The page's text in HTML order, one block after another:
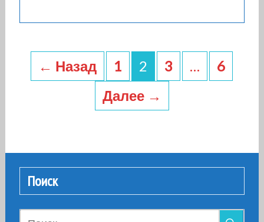
Навигация
← Назад 1 2 3 …
6
Далее →
Поиск